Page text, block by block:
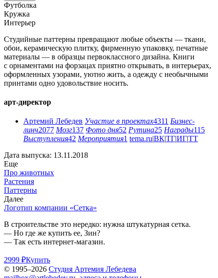
Футболка
Кружка
Интерьер
Студийные паттерны превращают любые объекты — ткани,
обои, керамическую плитку, фирменную упаковку, печатные
материалы — в образцы первоклассного дизайна. Книги
с орнаментами на форзацах приятно открывать, в интерьерах,
оформленных узорами, уютно жить, а одежду с необычными
принтами одно удовольствие носить.
арт-директор
Артемий Лебедев Участие в проектах4311 Бизнес-
линч2077 Мозг137 Фото дня52 Рутина25 Награды115
Выступления42 Мероприятия1 tema.ru|ВК|ТГ|ИГ|ТТ
Дата выпуска: 13.11.2018
Еще
Про животных
Растения
Паттерны
Далее
Логотип компании «Сетка»
В строительстве это нередко: нужна штукатурная сетка.
— Но где же купить ее, Зин?
— Так есть интернет-магазин.
2999 ₽Купить
© 1995–2026 Студия Артемия Лебедева